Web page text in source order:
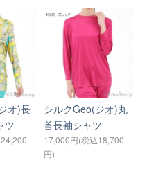
オ)長
ツ
シルクGeo(ジオ)丸
首長袖シャツ
17,000円(税込18,700
円)